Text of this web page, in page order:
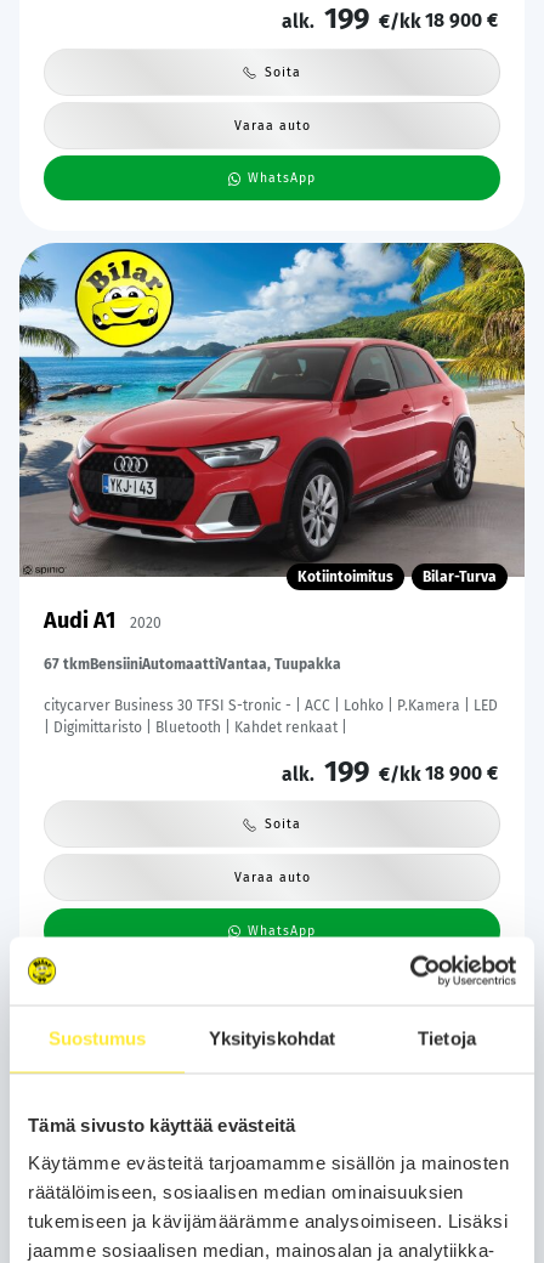
Suostumus Yksityiskohdat Tietoja
Tämä sivusto käyttää evästeitä
Käytämme evästeitä tarjoamamme sisällön ja mainosten
räätälöimiseen, sosiaalisen median ominaisuuksien
tukemiseen ja kävijämäärämme analysoimiseen. Lisäksi
jaamme sosiaalisen median, mainosalan ja analytiikka-
alk. 199 €/kk18 900 €
Soita
Varaa auto
WhatsApp
Kotiintoimitus Bilar-Turva
Audi A1 2020
67 tkmBensiiniAutomaattiVantaa, Tuupakka
citycarver Business 30 TFSI S-tronic - | ACC | Lohko | P.Kamera | LED
| Digimittaristo | Bluetooth | Kahdet renkaat |
alk. 199 €/kk18 900 €
Soita
Varaa auto
WhatsApp